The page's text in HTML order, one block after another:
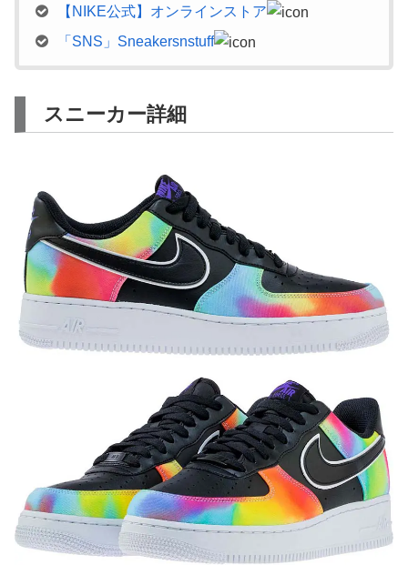
【NIKE公式】オンラインストア
「SNS」Sneakersnstuff
スニーカー詳細